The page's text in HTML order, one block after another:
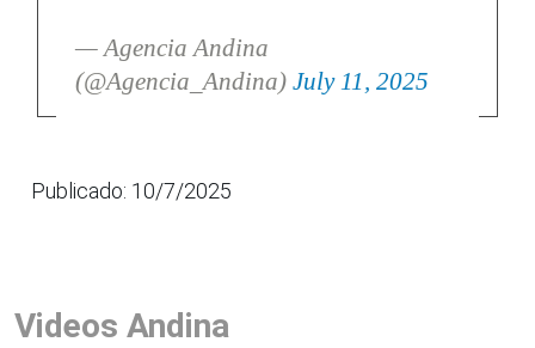
— Agencia Andina
(@Agencia_Andina) July 11, 2025
Publicado: 10/7/2025
Videos Andina